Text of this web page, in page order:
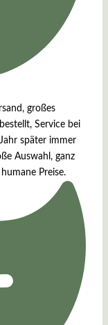
großes
Service bei
später immer
Auswahl, ganz
Preise.